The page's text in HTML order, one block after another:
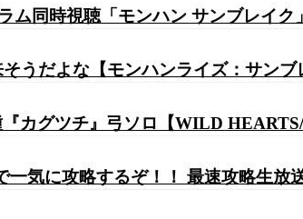
ム同時視聴「モンハン サンブレイ
うだよな【モンハンライズ：サンブ
カグツチ』弓ソロ【WILD HEARTS/
一気に攻略するぞ！！ 最速攻略生